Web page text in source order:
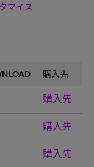
マイズ
購入先
購入先
購入先
購入先